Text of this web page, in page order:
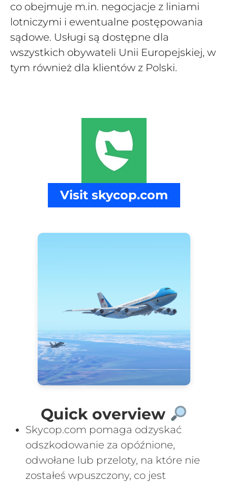
co obejmuje m.in. negocjacje z liniami
lotniczymi i ewentualne postępowania
sądowe. Usługi są dostępne dla
wszystkich obywateli Unii Europejskiej, w
tym również dla klientów z Polski.
Visit skycop.com
Quick overview
Skycop.com pomaga odzyskać
odszkodowanie za opóźnione,
odwołane lub przeloty, na które nie
zostałeś wpuszczony, co jest